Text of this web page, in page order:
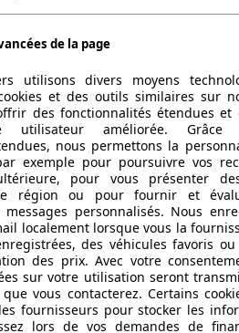
plateforme en ligne de
de la page
utilisons divers moyens
et des outils similaires sur
des fonctionnalités étendues et
utilisateur améliorée.
nous permettons la
exemple pour poursuivre vos
pour vous présenter
région ou pour fournir et
personnalisés. Nous
localement lorsque vous la
des véhicules favoris
des prix. Avec votre
sur votre utilisation seront
vous contacterez. Certains
fournisseurs pour stocker les
lors de vos demandes de